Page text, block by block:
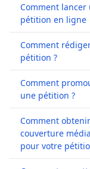
Comment lancer
pétition en ligne
Comment
pétition ?
Comment
une pétition ?
Comment
couverture
pour votre